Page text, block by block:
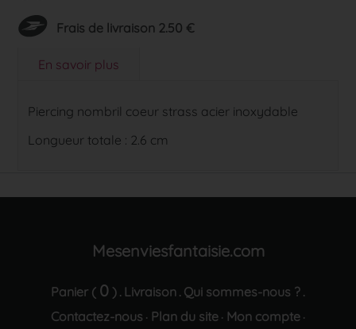
Frais de livraison 2.50 €
En savoir plus
Piercing nombril coeur strass acier inoxydable
Longueur totale : 2.6 cm
Mesenviesfantaisie.com
Panier ( 0 ) . Livraison . Qui sommes-nous ? .
Contactez-nous · Plan du site· Mon compte·